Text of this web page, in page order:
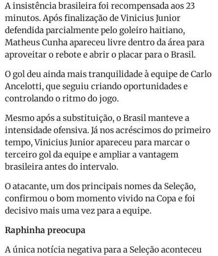
A insistência brasileira foi recompensada aos 23
minutos. Após finalização de Vinicius Junior
defendida parcialmente pelo goleiro haitiano,
Matheus Cunha apareceu livre dentro da área para
aproveitar o rebote e abrir o placar para o Brasil.
O gol deu ainda mais tranquilidade à equipe de Carlo
Ancelotti, que seguiu criando oportunidades e
controlando o ritmo do jogo.
Mesmo após a substituição, o Brasil manteve a
intensidade ofensiva. Já nos acréscimos do primeiro
tempo, Vinicius Junior apareceu para marcar o
terceiro gol da equipe e ampliar a vantagem
brasileira antes do intervalo.
O atacante, um dos principais nomes da Seleção,
confirmou o bom momento vivido na Copa e foi
decisivo mais uma vez para a equipe.
Raphinha preocupa
A única notícia negativa para a Seleção aconteceu